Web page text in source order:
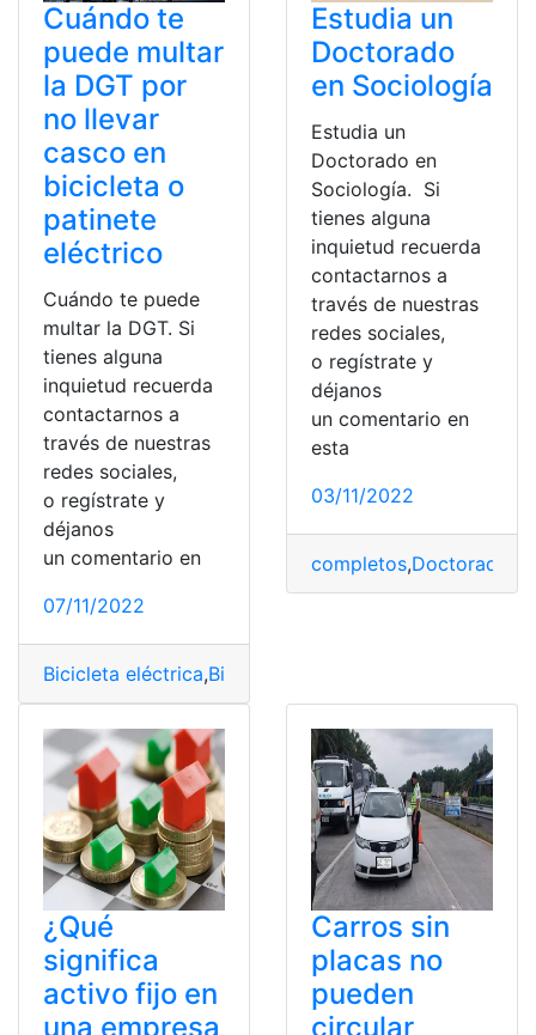
Cuándo te
puede multar
la DGT por
no llevar
casco en
bicicleta o
patinete
eléctrico
Cuándo te puede
multar la DGT. Si
tienes alguna
inquietud recuerda
contactarnos a
través de nuestras
redes sociales,
o regístrate y
déjanos
un comentario en
07/11/2022
Bicicleta eléctrica,Bicicletas
Estudia un
Doctorado
en Sociología
Estudia un
Doctorado en
Sociología. Si
tienes alguna
inquietud recuerda
contactarnos a
través de nuestras
redes sociales,
o regístrate y
déjanos
un comentario en
esta
03/11/2022
completos,Doctorado
¿Qué
significa
activo fijo en
una empresa
Carros sin
placas no
pueden
circular